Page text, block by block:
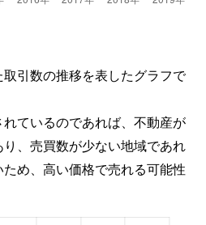
引数の推移を表したグラフで
ているのであれば、不動産が
、売買数が少ない地域であれ
め、高い価格で売れる可能性